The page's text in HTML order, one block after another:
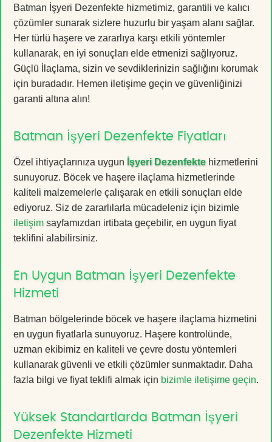
Batman İşyeri Dezenfekte hizmetimiz, garantili ve kalıcı
çözümler sunarak sizlere huzurlu bir yaşam alanı sağlar.
Her türlü haşere ve zararlıya karşı etkili yöntemler
kullanarak, en iyi sonuçları elde etmenizi sağlıyoruz.
Güçlü İlaçlama, sizin ve sevdiklerinizin sağlığını korumak
için buradadır. Hemen iletişime geçin ve güvenliğinizi
garanti altına alın!
Batman İşyeri Dezenfekte Fiyatları
Özel ihtiyaçlarınıza uygun İşyeri Dezenfektehizmetlerini
sunuyoruz. Böcek ve haşere ilaçlama hizmetlerinde
kaliteli malzemelerle çalışarak en etkili sonuçları elde
ediyoruz. Siz de zararlılarla mücadeleniz için bizimle
iletişim sayfamızdan irtibata geçebilir, en uygun fiyat
teklifini alabilirsiniz.
En Uygun Batman İşyeri Dezenfekte
Hizmeti
Batman bölgelerinde böcek ve haşere ilaçlama hizmetini
en uygun fiyatlarla sunuyoruz. Haşere kontrolünde,
uzman ekibimiz en kaliteli ve çevre dostu yöntemleri
kullanarak güvenli ve etkili çözümler sunmaktadır. Daha
fazla bilgi ve fiyat teklifi almak için bizimle iletişime geçin.
Yüksek Standartlarda Batman İşyeri
Dezenfekte Hizmeti